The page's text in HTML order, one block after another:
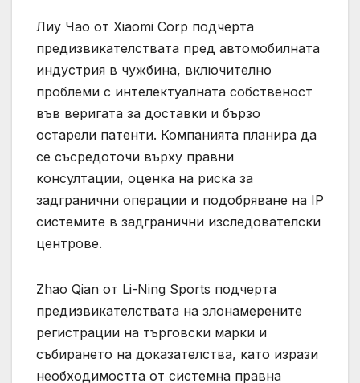
Лиу Чао от Xiaomi Corp подчерта
предизвикателствата пред автомобилната
индустрия в чужбина, включително
проблеми с интелектуалната собственост
във веригата за доставки и бързо
остарели патенти. Компанията планира да
се съсредоточи върху правни
консултации, оценка на риска за
задгранични операции и подобряване на IP
системите в задгранични изследователски
центрове.
Zhao Qian от Li-Ning Sports подчерта
предизвикателствата на злонамерените
регистрации на търговски марки и
събирането на доказателства, като изрази
необходимостта от системна правна